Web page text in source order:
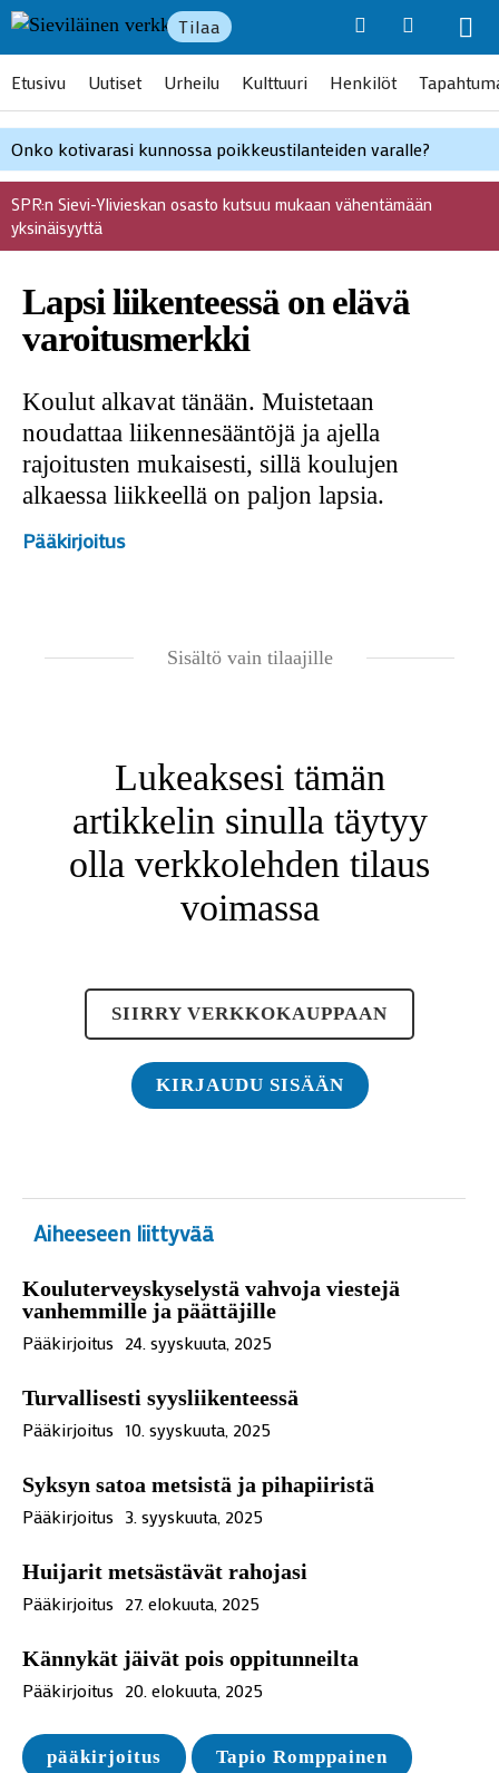
Tilaa
Etusivu Uutiset Urheilu Kulttuuri Henkilöt
Onko kotivarasi kunnossa poikkeustilanteiden varalle?
SPR:n Sievi-Ylivieskan osasto kutsuu mukaan vähentämään
yksinäisyyttä
Lapsi liikenteessä on elävä
varoitusmerkki
Koulut alkavat tänään. Muistetaan
noudattaa liikennesääntöjä ja ajella
rajoitusten mukaisesti, sillä koulujen
alkaessa liikkeellä on paljon lapsia.
Pääkirjoitus
Sisältö vain tilaajille
Lukeaksesi tämän
artikkelin sinulla täytyy
olla verkkolehden tilaus
voimassa
SIIRRY VERKKOKAUPPAAN
KIRJAUDU SISÄÄN
Aiheeseen liittyvää
Kouluterveyskyselystä vahvoja viestejä
vanhemmille ja päättäjille
Pääkirjoitus 24. syyskuuta, 2025
Turvallisesti syysliikenteessä
Pääkirjoitus 10. syyskuuta, 2025
Syksyn satoa metsistä ja pihapiiristä
Pääkirjoitus 3. syyskuuta, 2025
Huijarit metsästävät rahojasi
Pääkirjoitus 27. elokuuta, 2025
Kännykät jäivät pois oppitunneilta
Pääkirjoitus 20. elokuuta, 2025
pääkirjoitus Tapio Romppainen